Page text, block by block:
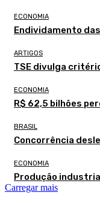
ECONOMIA
Endividamento
ARTIGOS
TSE divulga
ECONOMIA
R$ 62,5 bilhões
BRASIL
Concorrência
ECONOMIA
Produção
Carregar mais